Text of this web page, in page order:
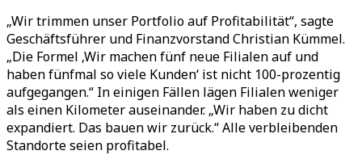
„Wir trimmen unser Portfolio auf Profitabilität“, sagte
Geschäftsführer und Finanzvorstand Christian Kümmel.
„Die Formel ‚Wir machen fünf neue Filialen auf und
haben fünfmal so viele Kunden‘ ist nicht 100-prozentig
aufgegangen.“ In einigen Fällen lägen Filialen weniger
als einen Kilometer auseinander. „Wir haben zu dicht
expandiert. Das bauen wir zurück.“Alle verbleibenden
Standorte seien profitabel.